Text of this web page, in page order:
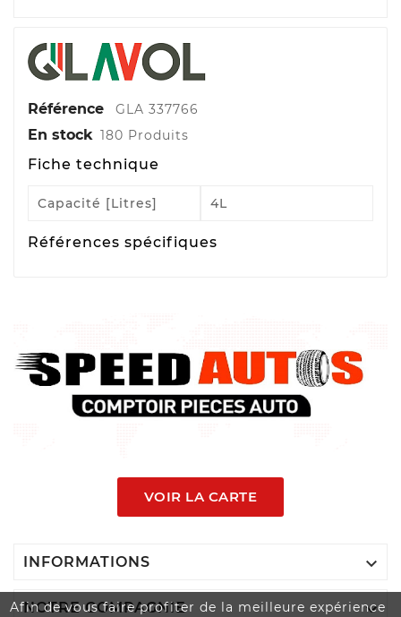
Afin de vous faire profiter de la meilleure expérience
Référence GLA 337766
En stock 180 Produits
Fiche technique
Capacité [litres] 4L
Références spécifiques
VOIR LA CARTE
INFORMATIONS 
NOTRE COMPAGNIE 